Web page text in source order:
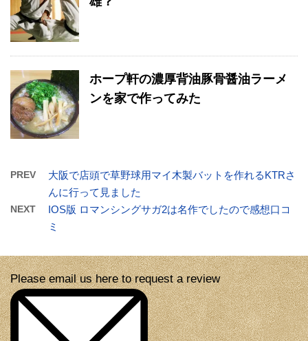
ホープ軒の濃厚背油豚骨醤油ラーメ
ンを家で作ってみた
PREV
大阪で店頭で草野球用マイ木製バットを作れるKTRさ
んに行って見ました
NEXT
IOS版 ロマンシングサガ2は名作でしたので感想口コ
ミ
Please email us here to request a review